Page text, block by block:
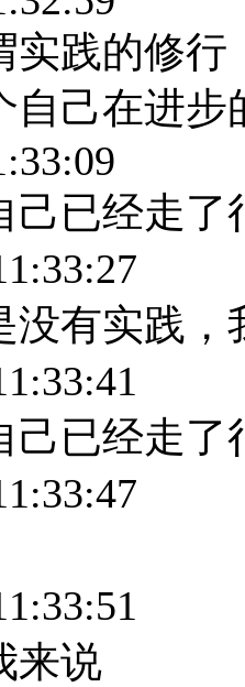
实践的修行
自己在进步
己已经走了
没有实践，
己已经走了
来说